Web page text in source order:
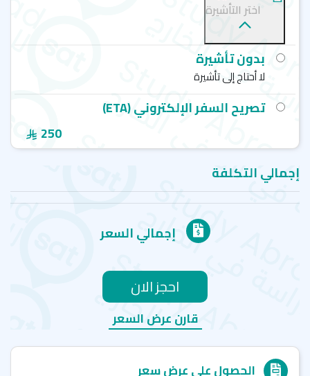
ريجنت - لندن - Regent English Language Training
اختر التأشيرة
بدون تأشيرة
لا أحتاج إلى تأشيرة
تصريح السفر الإلكتروني (ETA)
250
إجمالي التكلفة
إجمالي السعر
احجز الان
قارن عرض السعر
الحصول على عرض سعر